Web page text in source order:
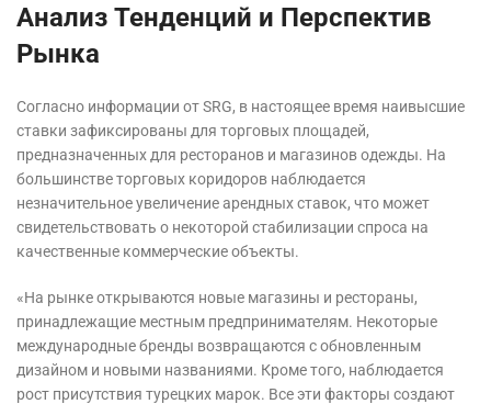
Анализ Тенденций и Перспектив
Рынка
Согласно информации от SRG, в настоящее время наивысшие
ставки зафиксированы для торговых площадей,
предназначенных для ресторанов и магазинов одежды. На
большинстве торговых коридоров наблюдается
незначительное увеличение арендных ставок, что может
свидетельствовать о некоторой стабилизации спроса на
качественные коммерческие объекты.
«На рынке открываются новые магазины и рестораны,
принадлежащие местным предпринимателям. Некоторые
международные бренды возвращаются с обновленным
дизайном и новыми названиями. Кроме того, наблюдается
рост присутствия турецких марок. Все эти факторы создают